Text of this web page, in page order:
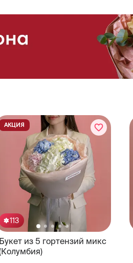
113
Букет из 5 гортензий микс
АКЦИЯ